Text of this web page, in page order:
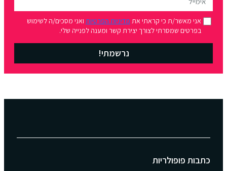
אני מאשר/ת כי קראתי אתמדיניות הפרטיותואני מסכים/ה לשימוש
בפרטים שמסרתי לצורך יצירת קשר ומענה לפנייה שלי.
נרשמתי!
כתבות פופולריות